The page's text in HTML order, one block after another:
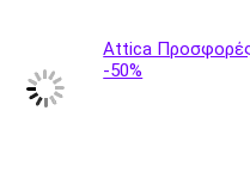
Attica Προσφορές
-50%